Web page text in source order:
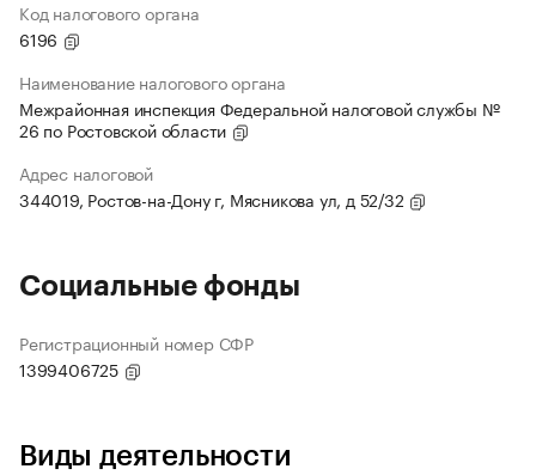
Код налогового органа
6196
Наименование налогового органа
Межрайонная инспекция Федеральной налоговой службы №
26 по Ростовской области
Адрес налоговой
344019, Ростов-на-Дону г, Мясникова ул, д 52/32
Социальные фонды
Регистрационный номер СФР
1399406725
Виды деятельности